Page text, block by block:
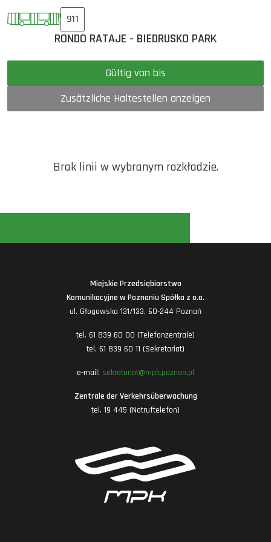
911
RONDO RATAJE - BIEDRUSKO PARK
Gültig von bis
Zusätzliche Haltestellen anzeigen
Brak linii w wybranym rozkładzie.
Miejskie Przedsiębiorstwo
Komunikacyjne w Poznaniu Spółka z o.o.
ul. Głogowska 131/133, 60-244 Poznań
tel. 61 839 60 00 (Telefonzentrale)
tel. 61 839 60 11 (Sekretariat)
e-mail: sekretariat@mpk.poznan.pl
Zentrale der Verkehrsüberwachung
tel. 19 445 (Notruftelefon)